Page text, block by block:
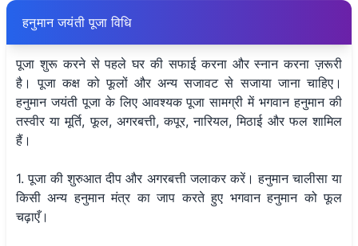
हनुमान जयंती पूजा विधि
पूजा शुरू करने से पहले घर की सफाई करना और स्नान करना ज़रूरी
है। पूजा कक्ष को फूलों और अन्य सजावट से सजाया जाना चाहिए।
हनुमान जयंती पूजा के लिए आवश्यक पूजा सामग्री में भगवान हनुमान की
तस्वीर या मूर्ति, फूल, अगरबत्ती, कपूर, नारियल, मिठाई और फल शामिल
हैं।
1. पूजा की शुरुआत दीप और अगरबत्ती जलाकर करें। हनुमान चालीसा या
किसी अन्य हनुमान मंत्र का जाप करते हुए भगवान हनुमान को फूल
चढ़ाएँ।